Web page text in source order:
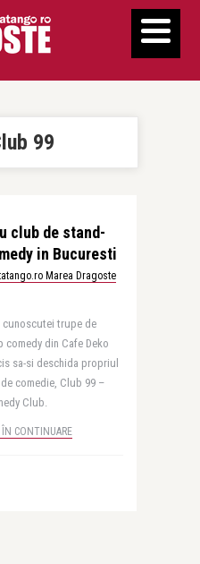
99
club de stand-
in Bucuresti
Marea Dragoste
cunoscutei trupe de
comedy din Cafe Deko
sa-si deschida propriul
comedie, Club 99 –
Club.
ÎN CONTINUARE